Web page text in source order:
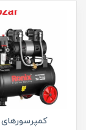
کمپرسورهای